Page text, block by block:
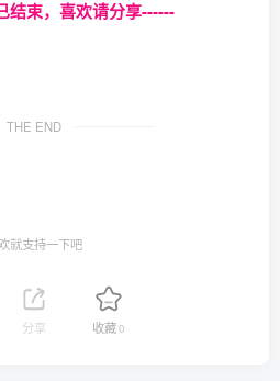
结束，喜欢请分享------
THE END
就支持一下吧
分享 收藏0